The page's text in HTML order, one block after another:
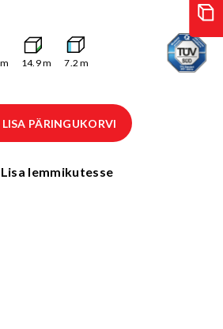
m 14.9m 7.2 m
LISA PÄRINGUKORVI
Lisa lemmikutesse